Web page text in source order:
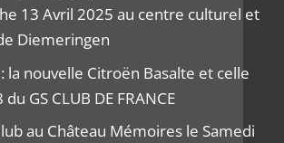
13 Avril 2025 au centre culturel et
Diemeringen
: la nouvelle Citroën Basalte et celle
GS CLUB DE FRANCE
au Château Mémoires le Samedi